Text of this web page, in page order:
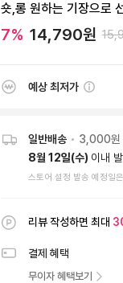
숏,롱 원하는 기장으로
7% 14,790원
예상 최저가
일반배송 • 3,000원
8월 12일(수) 이내
스토어 설정 발송 예정일
리뷰 작성하면 최대
결제 혜택
무이자 혜택보기